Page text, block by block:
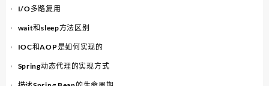
I/O多路复用
wait和sleep方法区别
IOC和AOP是如何实现的
Spring动态代理的实现方式